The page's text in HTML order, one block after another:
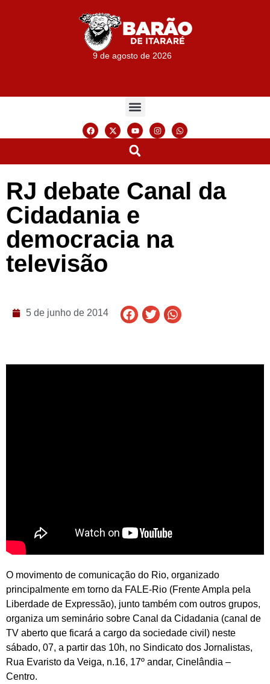
9 de agosto de 2026
RJ debate Canal da
Cidadania e
democracia na
televisão
5 de junho de 2014
O movimento de comunicação do Rio, organizado
principalmente em torno da FALE-Rio (Frente Ampla pela
Liberdade de Expressão), junto também com outros grupos,
organiza um seminário sobre Canal da Cidadania (canal de
TV aberto que ficará a cargo da sociedade civil) neste
sábado, 07, a partir das 10h, no Sindicato dos Jornalistas,
Rua Evaristo da Veiga, n.16, 17º andar, Cinelândia –
Centro.